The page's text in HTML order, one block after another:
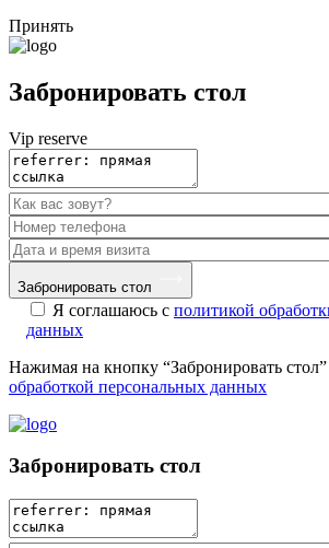
Принять
Забронировать стол
Vip reserve
Забронировать стол
Я соглашаюсь с политикой
данных
Нажимая на кнопку “Забронировать
обработкой персональных данных
Забронировать стол